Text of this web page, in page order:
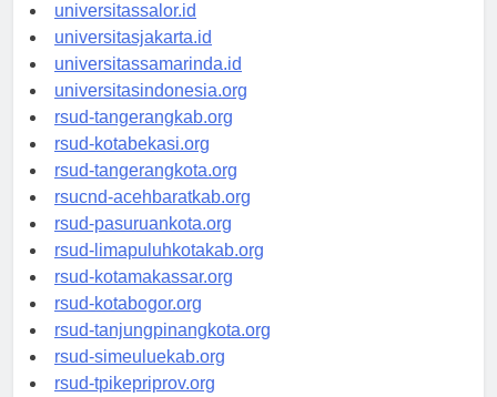
universitassalor.id
universitasjakarta.id
universitassamarinda.id
universitasindonesia.org
rsud-tangerangkab.org
rsud-kotabekasi.org
rsud-tangerangkota.org
rsucnd-acehbaratkab.org
rsud-pasuruankota.org
rsud-limapuluhkotakab.org
rsud-kotamakassar.org
rsud-kotabogor.org
rsud-tanjungpinangkota.org
rsud-simeuluekab.org
rsud-tpikepriprov.org